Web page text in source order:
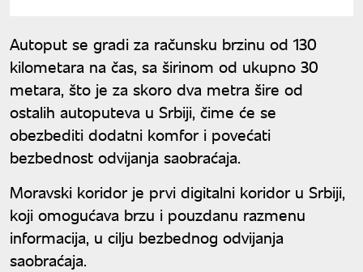
Autoput se gradi za računsku brzinu od 130
kilometara na čas, sa širinom od ukupno 30
metara, što je za skoro dva metra šire od
ostalih autoputeva u Srbiji, čime će se
obezbediti dodatni komfor i povećati
bezbednost odvijanja saobraćaja.
Moravski koridor je prvi digitalni koridor u Srbiji,
koji omogućava brzu i pouzdanu razmenu
informacija, u cilju bezbednog odvijanja
saobraćaja.